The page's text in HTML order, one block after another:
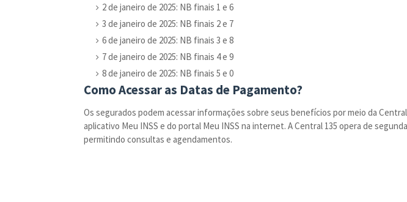
2 de janeiro de 2025: NB finais 1 e 6
3 de janeiro de 2025: NB finais 2 e 7
6 de janeiro de 2025: NB finais 3 e 8
7 de janeiro de 2025: NB finais 4 e 9
8 de janeiro de 2025: NB finais 5 e 0
Como Acessar as Datas de Pagamento?
Os segurados podem acessar informações sobre seus benefícios por meio da
aplicativo Meu INSS e do portal Meu INSS na internet. A Central 135 opera de
permitindo consultas e agendamentos.